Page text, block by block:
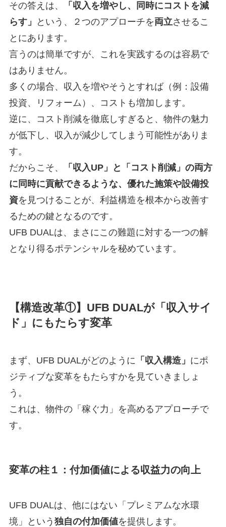
その答えは、
「収入を増やし、同時にコストを減
らす」
という、２つのアプローチを両立させるこ
とにあります。
言うのは簡単ですが、これを実践するのは容易で
はありません。
多くの場合、収入を増やそうとすれば（例：設備
投資、リフォーム）、コストも増加します。
逆に、コスト削減を徹底しすぎると、物件の魅力
が低下し、収入が減少してしまう可能性がありま
す。
だからこそ、
「収入UP」と「コスト削減」の両方
に同時に貢献できるような、優れた施策や設備投
資を見つけることが、利益構造を根本から改善す
るための鍵となるのです。
UFB DUALは、まさにこの難題に対する一つの解
となり得るポテンシャルを秘めています。
【構造改革①】UFB DUALが「収入サイ
ド」にもたらす変革
まず、UFB DUALがどのように 「収入構造」 にポ
ジティブな変革をもたらすかを見ていきましょ
う。
これは、物件の「稼ぐ力」を高めるアプローチで
す。
変革の柱１：付加価値による収益力の向上
UFB DUALは、他にはない「プレミアムな水環
境」という 独自の付加価値を提供します。